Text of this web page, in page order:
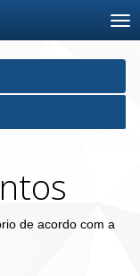
de acordo com a